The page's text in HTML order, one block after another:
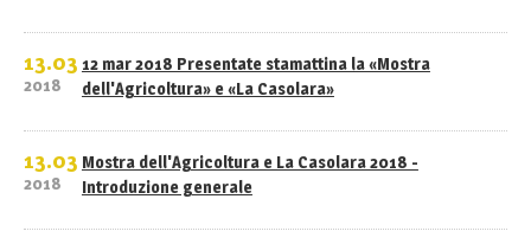
13.03
2018
12 mar 2018 Presentate stamattina la «Mostra
dell'Agricoltura» e «La Casolara»
13.03
2018
Mostra dell'Agricoltura e La Casolara 2018 -
Introduzione generale